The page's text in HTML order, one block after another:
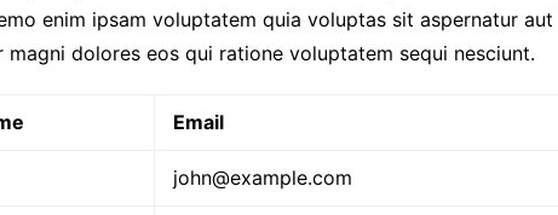
enim ipsam voluptatem quia voluptas sit aspernatur aut
dolores eos qui ratione voluptatem sequi nesciunt.
Email
john@example.com